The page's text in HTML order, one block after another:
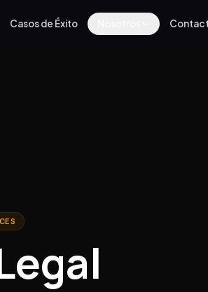
Casos de Éxito